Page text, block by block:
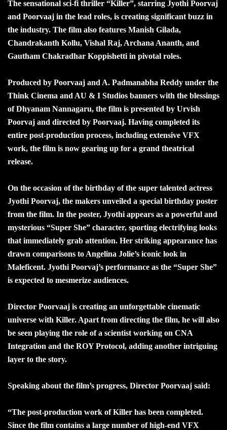
The sensational sci-fi thriller “Killer”, starring Jyothi Poorvaj
and Poorvaaj in the lead roles, is creating significant buzz in
the industry. The film also features Manish Gilada,
Chandrakanth Kollu, Vishal Raj, Archana Ananth, and
Gautham Chakradhar Koppishetti in pivotal roles.
Produced by Poorvaaj and A. Padmanabha Reddy under the
Think Cinema and AU & I Studios banners with the blessings
of Dhyanam Nannagaru, the film is presented by Urvish
Poorvaj and directed by Poorvaaj. Having completed its
entire post-production process, including extensive VFX
work, the film is now gearing up for a grand theatrical
release.
On the occasion of the birthday of the super talented actress
Jyothi Poorvaj, the makers unveiled a special birthday poster
from the film. In the poster, Jyothi appears as a powerful and
mysterious “Super She” character, sporting electrifying looks
that immediately grab attention. Her striking appearance has
drawn comparisons to Angelina Jolie’s iconic look in
Maleficent. Jyothi Poorvaj’s performance as the “Super She”
is expected to mesmerize audiences.
Director Poorvaaj is creating an unforgettable cinematic
universe with Killer. Apart from directing the film, he will also
be seen playing the role of a scientist working on CNA
Integration and the ROY Protocol, adding another intriguing
layer to the story.
Speaking about the film’s progress, Director Poorvaaj said:
“The post-production work of Killer has been completed.
Since the film contains a large number of high-end VFX